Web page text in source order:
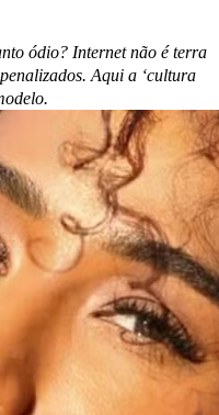
ódio? Internet não é terra
Aqui a ‘cultura